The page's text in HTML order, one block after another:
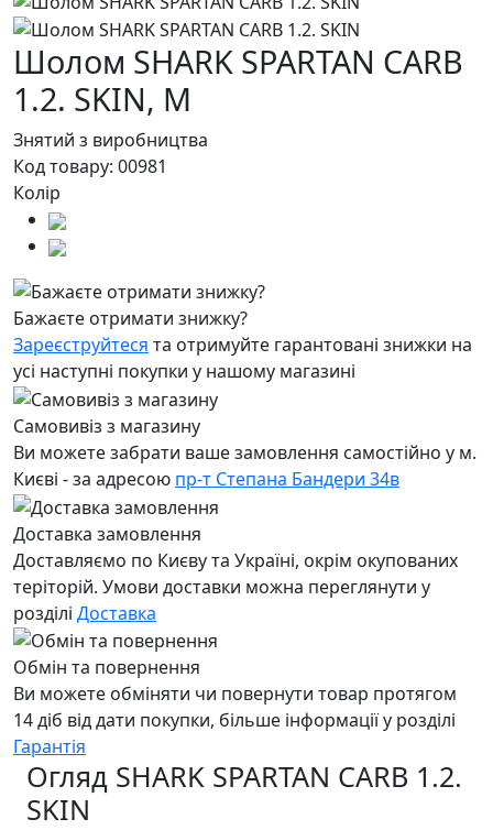
Шолом SHARK SPARTAN CARB
1.2. SKIN, M
Знятий з виробництва
Код товару: 00981
Колір
Бажаєте отримати знижку?
Зареєструйтеся та отримуйте гарантовані знижки на
усі наступні покупки у нашому магазині
Самовивіз з магазину
Ви можете забрати ваше замовлення самостійно у м.
Києві - за адресою пр-т Степана Бандери 34в
Доставка замовлення
Доставляємо по Києву та Україні, окрім окупованих
теріторій. Умови доставки можна переглянути у
розділі Доставка
Обмін та повернення
Ви можете обміняти чи повернути товар протягом
14 діб від дати покупки, більше інформації у розділі
Гарантія
Огляд SHARK SPARTAN CARB 1.2.
SKIN